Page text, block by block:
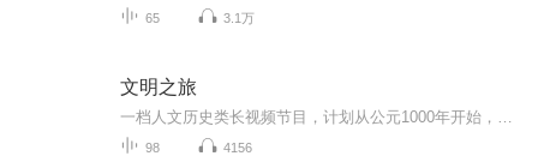
65 3.1万
文明之旅
98 4156